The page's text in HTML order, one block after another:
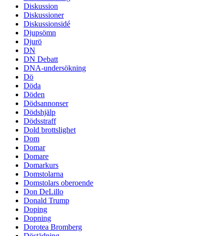
Diskussion
Diskussioner
Diskussionsidé
Djupsömn
Djurö
DN
DN Debatt
DNA-undersökning
Dö
Döda
Döden
Dödsannonser
Dödshjälp
Dödsstraff
Dold brottslighet
Dom
Domar
Domare
Domarkurs
Domstolarna
Domstolars oberoende
Don DeLillo
Donald Trump
Doping
Dopning
Dorotea Bromberg